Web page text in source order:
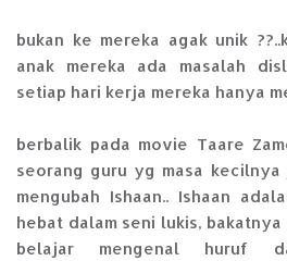
bukan ke mereka agak unik
anak mereka ada masalah
setiap hari kerja mereka hanya
berbalik pada movie Taare
seorang guru yg masa
mengubah Ishaan.. Ishaan
hebat dalam seni lukis,
belajar mengenal huruf